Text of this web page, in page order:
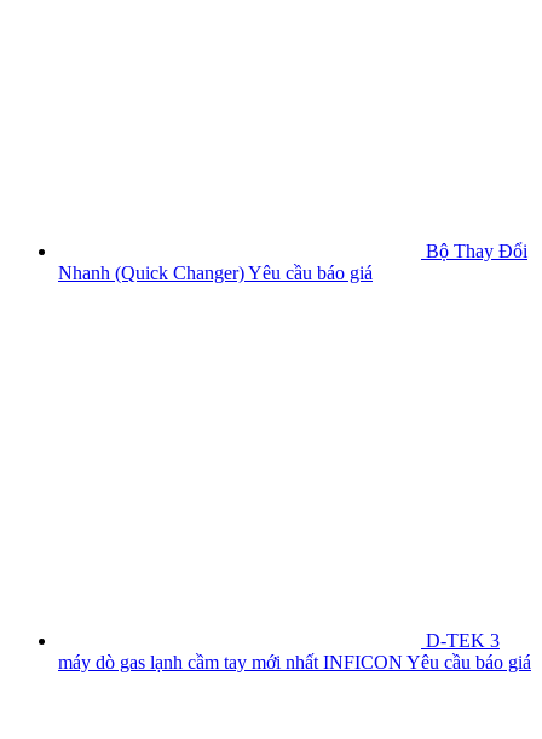
Bộ Thay Đổi
Nhanh (Quick Changer)Yêu cầu báo giá
D-TEK 3
máy dò gas lạnh cầm tay mới nhất INFICON Yêu cầu báo giá